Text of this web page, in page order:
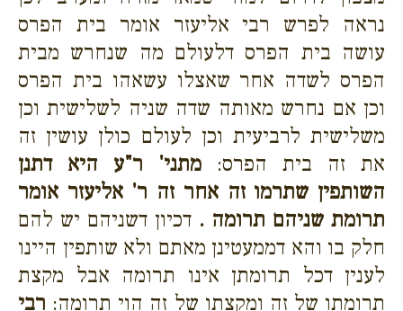
נראה לפרש רבי אליעזר אומר בית הפרס
עושה בית הפרס דלעולם מה שנחרש מבית
הפרס לשדה אחר שאצלו עשאהו בית הפרס
וכן אם נחרש מאותה שדה שניה לשלישית וכן
משלישית לרביעית וכן לעולם כולן עושין זה
את זה בית הפרס: מתני' ר"ע היא דתנן
השותפין שתרמו זה אחר זה ר' אליעזר אומר
תרומת שניהם תרומה . דכיון דשניהם יש להם
חלק בו והא דממעטינן מאתם ולא שותפין היינו
לענין דכל תרומתן אינו תרומה אבל מקצת
תרומתו של זה ומקצתו של זה הוי תרומה: רבי